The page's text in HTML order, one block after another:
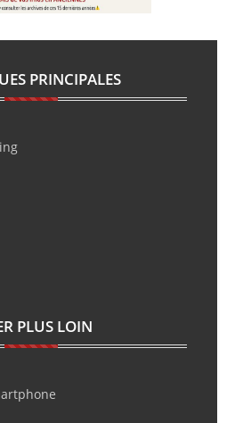
PRINCIPALES
PLUS LOIN